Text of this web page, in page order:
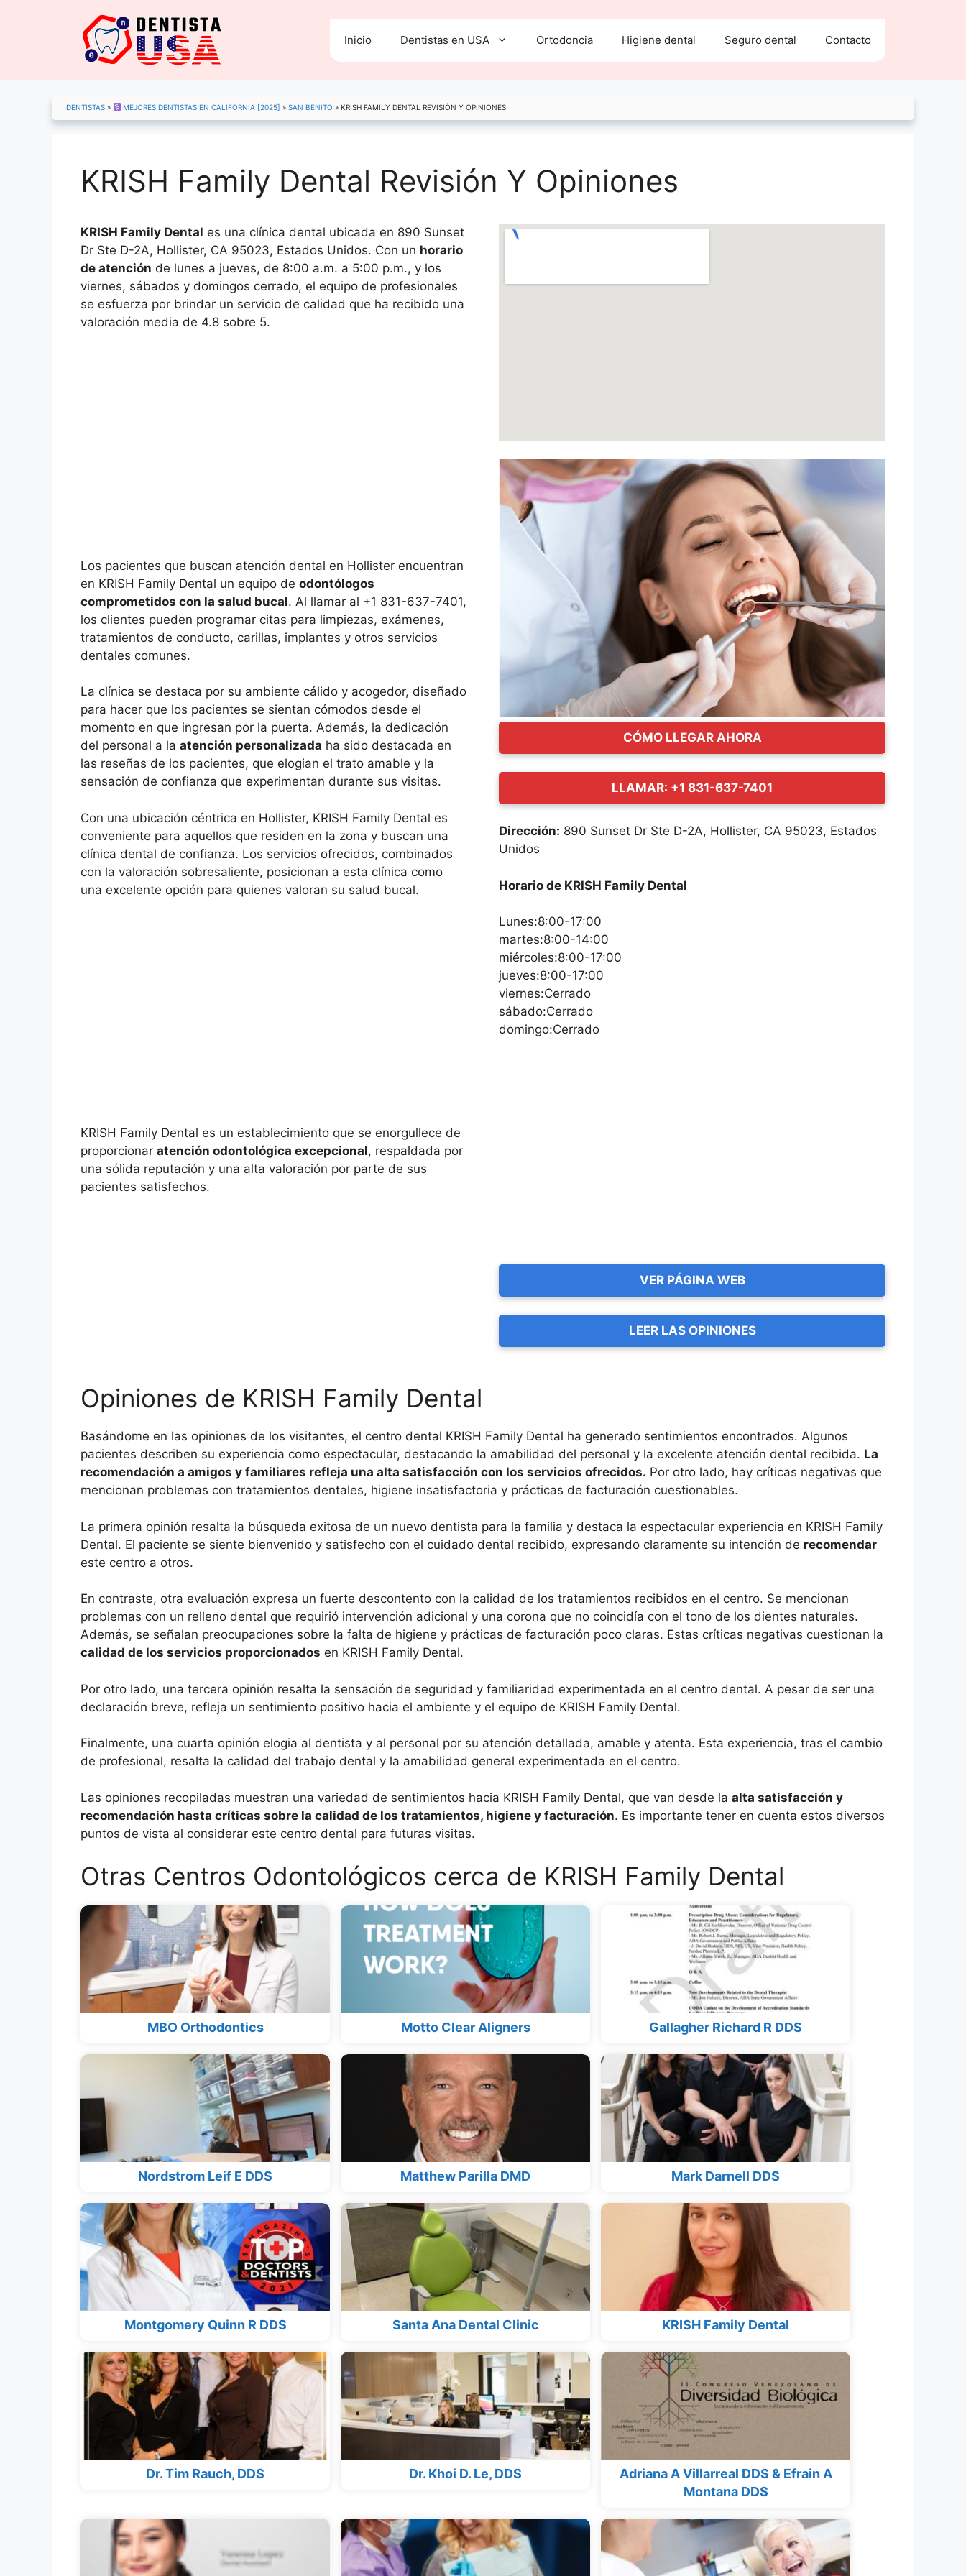
Inicio Dentistas en USA Ortodoncia Higiene dental Seguro dental Contacto
DENTISTAS » MEJORES DENTISTAS EN CALIFORNIA [2025] »SAN BENITO »KRISH FAMILY DENTAL REVISIÓN Y OPINIONES
KRISH Family Dental Revisión Y Opiniones
KRISH Family Dental es una clínica dental ubicada en 890 Sunset
Dr Ste D-2A, Hollister, CA 95023, Estados Unidos. Con un horario
de atención de lunes a jueves, de 8:00 a.m. a 5:00 p.m., y los
viernes, sábados y domingos cerrado, el equipo de profesionales
se esfuerza por brindar un servicio de calidad que ha recibido una
valoración media de 4.8 sobre 5.
Los pacientes que buscan atención dental en Hollister encuentran
en KRISH Family Dental un equipo de odontólogos
comprometidos con la salud bucal. Al llamar al +1 831-637-7401,
los clientes pueden programar citas para limpiezas, exámenes,
tratamientos de conducto, carillas, implantes y otros servicios
dentales comunes.
La clínica se destaca por su ambiente cálido y acogedor, diseñado
para hacer que los pacientes se sientan cómodos desde el
momento en que ingresan por la puerta. Además, la dedicación
del personal a la atención personalizada ha sido destacada en
las reseñas de los pacientes, que elogian el trato amable y la
sensación de confianza que experimentan durante sus visitas.
Con una ubicación céntrica en Hollister, KRISH Family Dental es
conveniente para aquellos que residen en la zona y buscan una
clínica dental de confianza. Los servicios ofrecidos, combinados
con la valoración sobresaliente, posicionan a esta clínica como
una excelente opción para quienes valoran su salud bucal.
KRISH Family Dental es un establecimiento que se enorgullece de
proporcionar atención odontológica excepcional, respaldada por
una sólida reputación y una alta valoración por parte de sus
pacientes satisfechos.
CÓMO LLEGAR AHORA
LLAMAR: +1 831-637-7401
Dirección: 890 Sunset Dr Ste D-2A, Hollister, CA 95023, Estados
Unidos
Horario de KRISH Family Dental
Lunes:8:00-17:00
martes:8:00-14:00
miércoles:8:00-17:00
jueves:8:00-17:00
viernes:Cerrado
sábado:Cerrado
domingo:Cerrado
VER PÁGINA WEB
LEER LAS OPINIONES
Opiniones de KRISH Family Dental
Basándome en las opiniones de los visitantes, el centro dental KRISH Family Dental ha generado sentimientos encontrados. Algunos
pacientes describen su experiencia como espectacular, destacando la amabilidad del personal y la excelente atención dental recibida. La
recomendación a amigos y familiares refleja una alta satisfacción con los servicios ofrecidos. Por otro lado, hay críticas negativas que
mencionan problemas con tratamientos dentales, higiene insatisfactoria y prácticas de facturación cuestionables.
La primera opinión resalta la búsqueda exitosa de un nuevo dentista para la familia y destaca la espectacular experiencia en KRISH Family
Dental. El paciente se siente bienvenido y satisfecho con el cuidado dental recibido, expresando claramente su intención de recomendar
este centro a otros.
En contraste, otra evaluación expresa un fuerte descontento con la calidad de los tratamientos recibidos en el centro. Se mencionan
problemas con un relleno dental que requirió intervención adicional y una corona que no coincidía con el tono de los dientes naturales.
Además, se señalan preocupaciones sobre la falta de higiene y prácticas de facturación poco claras. Estas críticas negativas cuestionan la
calidad de los servicios proporcionados en KRISH Family Dental.
Por otro lado, una tercera opinión resalta la sensación de seguridad y familiaridad experimentada en el centro dental. A pesar de ser una
declaración breve, refleja un sentimiento positivo hacia el ambiente y el equipo de KRISH Family Dental.
Finalmente, una cuarta opinión elogia al dentista y al personal por su atención detallada, amable y atenta. Esta experiencia, tras el cambio
de profesional, resalta la calidad del trabajo dental y la amabilidad general experimentada en el centro.
Las opiniones recopiladas muestran una variedad de sentimientos hacia KRISH Family Dental, que van desde la alta satisfacción y
recomendación hasta críticas sobre la calidad de los tratamientos, higiene y facturación. Es importante tener en cuenta estos diversos
puntos de vista al considerar este centro dental para futuras visitas.
Otras Centros Odontológicos cerca de KRISH Family Dental
MBO Orthodontics Motto Clear Aligners Gallagher Richard R DDS
Nordstrom Leif E DDS Matthew Parilla DMD Mark Darnell DDS
Montgomery Quinn R DDS Santa Ana Dental Clinic KRISH Family Dental
Dr. Tim Rauch, DDS Dr. Khoi D. Le, DDS
Adriana A Villarreal DDS & Efrain A
Montana DDS